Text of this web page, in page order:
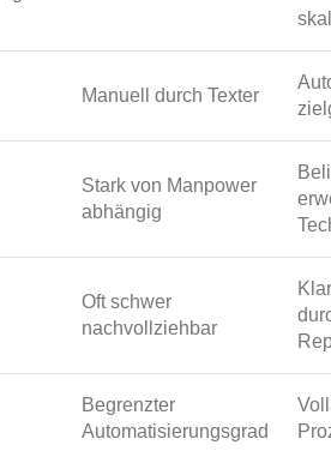
Manuell durch Texter
Stark von Manpower
abhängig
Oft schwer
nachvollziehbar
Begrenzter
Automatisierungsgrad